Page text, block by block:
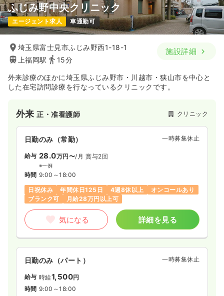
ふじみ野中央クリニック
エージェント求人 車通勤可
埼玉県富士見市ふじみ野西1-18-1
上福岡駅
15分
施設詳細
外来診療のほかに埼玉県ふじみ野市・川越市・狭山市を中心と
した在宅訪問診療を行なっているクリニックです。
外来正・准看護師 クリニック
日勤のみ（常勤） 一時募集休止
給与 28.0万円〜/月 賞与2回
※一例
時間 9:00～18:00
日祝休み
年間休日125日 4週8休以上
オンコールあり
ブランク可
月給28万円以上可
気になる 詳細を見る
日勤のみ（パート） 一時募集休止
給与 時給1,500円
時間 9:00～18:00